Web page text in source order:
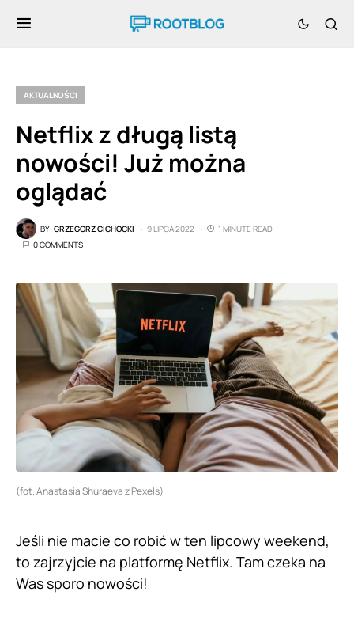
AKTUALNOŚCI
Netflix z długą listą
nowości! Już można
oglądać
BY GRZEGORZ CICHOCKI 9 LIPCA 2022
1 MINUTE READ
0 COMMENTS
(fot. Anastasia Shuraeva z Pexels)
Jeśli nie macie co robić w ten lipcowy weekend,
to zajrzyjcie na platformę Netflix. Tam czeka na
Was sporo nowości!